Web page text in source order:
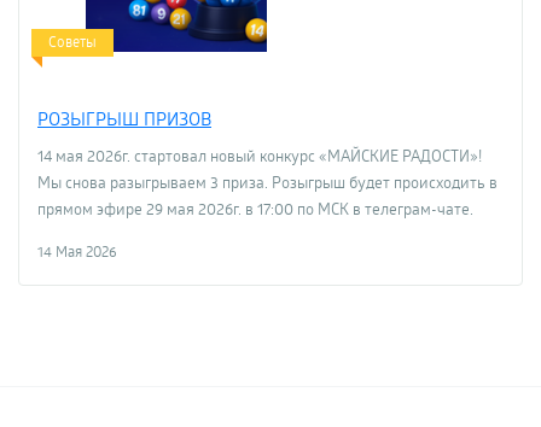
Советы
РОЗЫГРЫШ ПРИЗОВ
14 мая 2026г. стартовал новый конкурс «МАЙСКИЕ РАДОСТИ»!
Мы снова разыгрываем 3 приза. Розыгрыш будет происходить в
прямом эфире 29 мая 2026г. в 17:00 по МСК в телеграм-чате.
14 Мая 2026